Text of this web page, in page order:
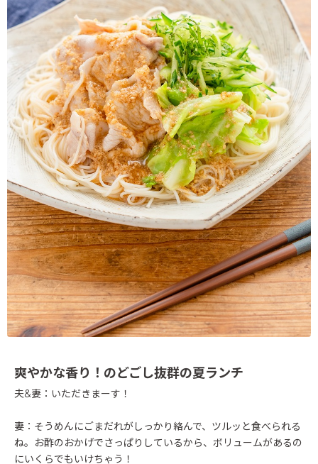
爽やかな香り！のどごし抜群の夏ランチ
夫&妻：いただきまーす！
妻：そうめんにごまだれがしっかり絡んで、ツルッと食べられる
ね。お酢のおかげでさっぱりしているから、ボリュームがあるの
にいくらでもいけちゃう！